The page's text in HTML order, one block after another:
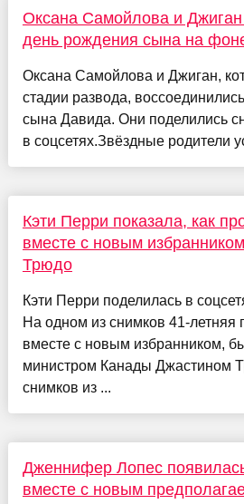
Оксана Самойлова и Джиган
день рождения сына на
Оксана Самойлова и Джиган,
стадии развода,
сына Давида. Они поделились
в соцсетях.Звёздные родители
Кэти Перри показала, как
вместе с новым
Трюдо
Кэти Перри поделилась в
На одном из снимков 41-летняя
вместе с новым избранником,
министром Канады Джастином
снимков из ...
Дженнифер Лопес
вместе с новым